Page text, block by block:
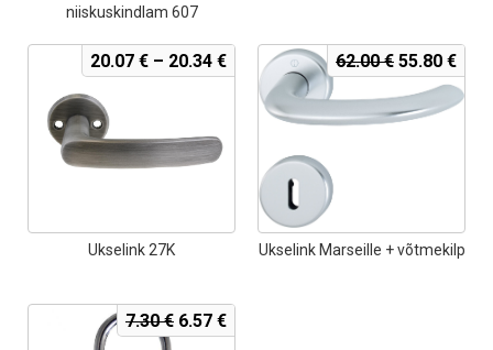
niiskuskindlam 607
Ukselink 27K
20.07 € – 20.34 €
Ukselink Marseille + võtmekilp
62.00€ Algne
hind
oli:
62.00 €.
55.80 €
is:
7.30€ Algne
hind
6.57 €Current
price